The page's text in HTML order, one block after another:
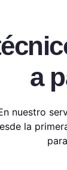
a
nuestro
la